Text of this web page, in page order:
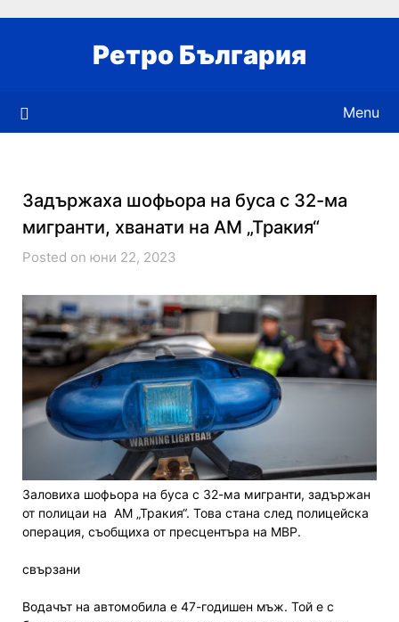
Ретро България
Menu
Задържаха шофьора на буса с 32-ма
мигранти, хванати на АМ „Тракия“
Posted on юни 22, 2023
Заловиха шофьора на буса с 32-ма мигранти, задържан
от полицаи на АМ „Тракия“. Това стана след полицейска
операция, съобщиха от пресцентъра на МВР.
свързани
Водачът на автомобила е 47-годишен мъж. Той е с